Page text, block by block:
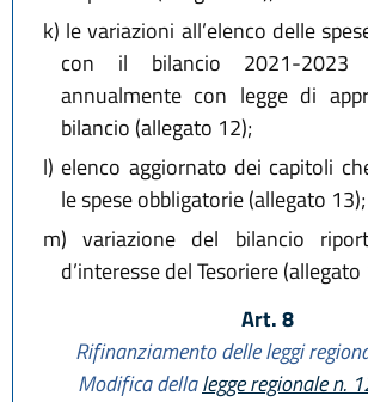
k) le variazioni all’elenco delle
con il bilancio 2021-2023
annualmente con legge di
bilancio (allegato 12);
l) elenco aggiornato dei capitoli
le spese obbligatorie (allegato 13);
m) variazione del bilancio
d’interesse del Tesoriere (allegato
Art. 8
Rifinanziamento delle leggi
Modifica dellalegge regionale n.